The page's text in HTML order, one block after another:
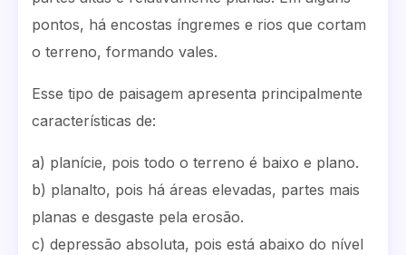
pontos, há encostas íngremes e rios que cortam
o terreno, formando vales.
Esse tipo de paisagem apresenta principalmente
características de:
a) planície, pois todo o terreno é baixo e plano.
b) planalto, pois há áreas elevadas, partes mais
planas e desgaste pela erosão.
c) depressão absoluta, pois está abaixo do nível